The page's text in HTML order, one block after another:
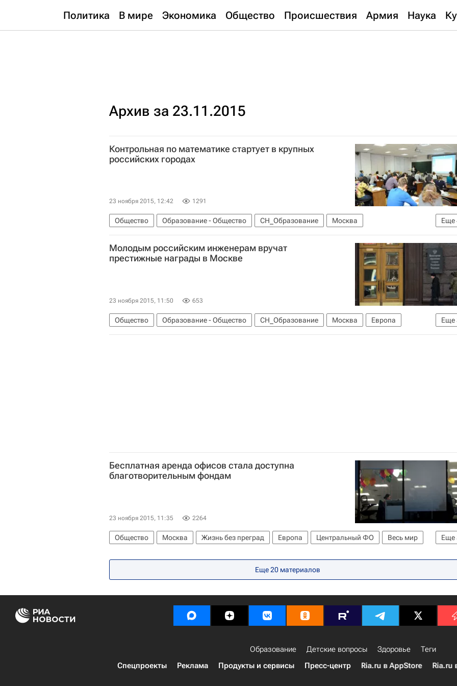
Политика В мире Экономика Общество Происшествия Армия Наука
Архив за 23.11.2015
Контрольная по математике стартует в крупных
российских городах
23 ноября 2015, 12:42 1291
Еще
Общество Образование - Общество СН_Образование
Москва
Центральный ФО
Весь мир Европа Россия
Молодым российским инженерам вручат
престижные награды в Москве
23 ноября 2015, 11:50 653
Еще
Общество Образование - Общество СН_Образование Москва
Европа
Центральный ФО
Весь мир Россия
Бесплатная аренда офисов стала доступна
благотворительным фондам
23 ноября 2015, 11:35 2264
Еще
Общество Москва Жизнь без преград Европа Центральный ФО
Весь мир
Еще 20 материалов
Образование Детские вопросы Здоровье
Теги
Спецпроекты
Реклама Продукты и сервисы Пресс-центр Ria.ru в AppStore Ria.ru